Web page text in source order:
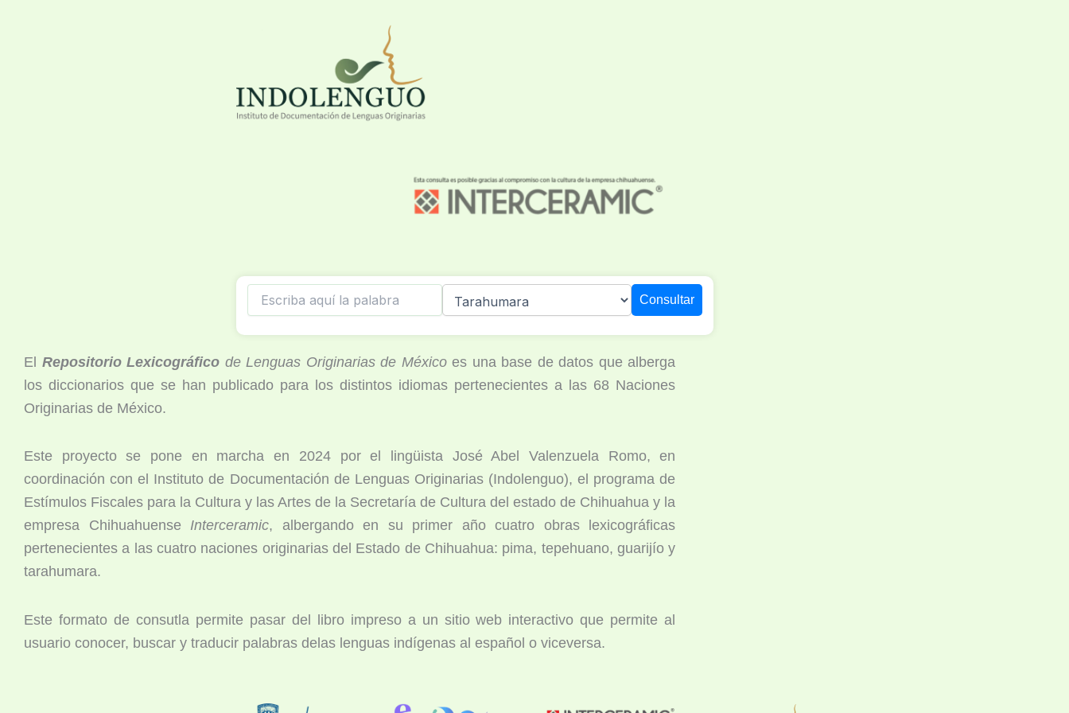
Consultar
El Repositorio Lexicográfico de Lenguas Originarias de Méxicoes una base de datos que alberga
los diccionarios que se han publicado para los distintos idiomas pertenecientes a las 68 Naciones
Originarias de México.
Este proyecto se pone en marcha en 2024 por el lingüista José Abel Valenzuela Romo, en
coordinación con el Instituto de Documentación de Lenguas Originarias (Indolenguo), el programa de
Estímulos Fiscales para la Cultura y las Artes de la Secretaría de Cultura del estado de Chihuahua y la
empresa Chihuahuense Interceramic, albergando en su primer año cuatro obras lexicográficas
pertenecientes a las cuatro naciones originarias del Estado de Chihuahua: pima, tepehuano, guarijío y
tarahumara.
Este formato de consutla permite pasar del libro impreso a un sitio web interactivo que permite al
usuario conocer, buscar y traducir palabras delas lenguas indígenas al español o viceversa.